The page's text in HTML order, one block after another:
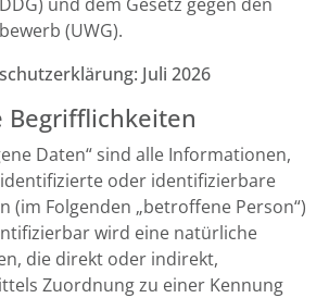
(UWG).
Juli 2026
Begrifflichkeiten
Daten“ sind alle Informationen,
oder identifizierbare
(im Folgenden „betroffene Person“)
wird eine natürliche
die direkt oder indirekt,
Zuordnung zu einer Kennung